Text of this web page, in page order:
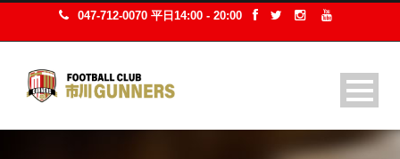
047-712-0070 平日14:00 - 20:00